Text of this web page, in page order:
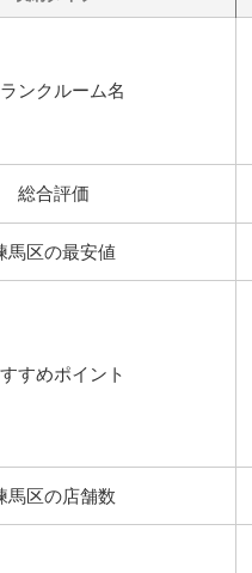
ランクルーム名
総合評価
馬区の最安値
すめポイント
馬区の店舗数